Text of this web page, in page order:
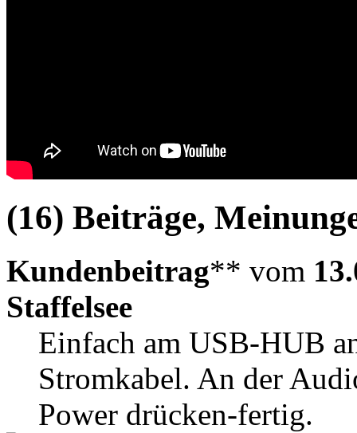
(16) Beiträge,
Kundenbeitrag** vom
Staffelsee
Einfach am USB-HUB
Stromkabel. An der
Power drücken-fertig.